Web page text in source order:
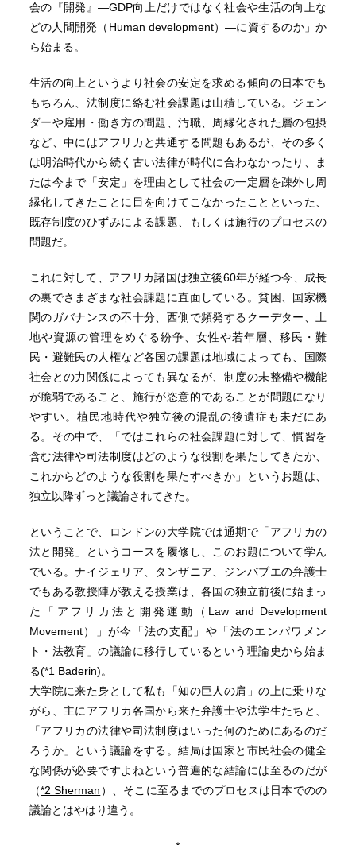
会の『開発』―GDP向上だけではなく社会や生活の向上な
どの人間開発（Human development）―に資するのか」か
ら始まる。
生活の向上というより社会の安定を求める傾向の日本でも
もちろん、法制度に絡む社会課題は山積している。ジェン
ダーや雇用・働き方の問題、汚職、周縁化された層の包摂
など、中にはアフリカと共通する問題もあるが、その多く
は明治時代から続く古い法律が時代に合わなかったり、ま
たは今まで「安定」を理由として社会の一定層を疎外し周
縁化してきたことに目を向けてこなかったことといった、
既存制度のひずみによる課題、もしくは施行のプロセスの
問題だ。
これに対して、アフリカ諸国は独立後60年が経つ今、成長
の裏でさまざまな社会課題に直面している。貧困、国家機
関のガバナンスの不十分、西側で頻発するクーデター、土
地や資源の管理をめぐる紛争、女性や若年層、移民・難
民・避難民の人権など各国の課題は地域によっても、国際
社会との力関係によっても異なるが、制度の未整備や機能
が脆弱であること、施行が恣意的であることが問題になり
やすい。植民地時代や独立後の混乱の後遺症も未だにあ
る。その中で、「ではこれらの社会課題に対して、慣習を
含む法律や司法制度はどのような役割を果たしてきたか、
これからどのような役割を果たすべきか」というお題は、
独立以降ずっと議論されてきた。
ということで、ロンドンの大学院では通期で「アフリカの
法と開発」というコースを履修し、このお題について学ん
でいる。ナイジェリア、タンザニア、ジンバブエの弁護士
でもある教授陣が教える授業は、各国の独立前後に始まっ
た「アフリカ法と開発運動（Law and Development
Movement）」が今「法の支配」や「法のエンパワメン
ト・法教育」の議論に移行しているという理論史から始ま
る(*1 Baderin)。
大学院に来た身として私も「知の巨人の肩」の上に乗りな
がら、主にアフリカ各国から来た弁護士や法学生たちと、
「アフリカの法律や司法制度はいった何のためにあるのだ
ろうか」という議論をする。結局は国家と市民社会の健全
な関係が必要ですよねという普遍的な結論には至るのだが
（*2 Sherman ）、そこに至るまでのプロセスは日本でのの
議論とはやはり違う。